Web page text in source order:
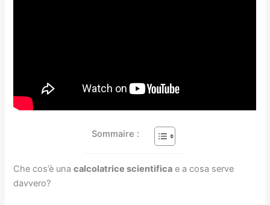
Sommaire :
Che cos’è unacalcolatrice scientifica e a cosa serve
davvero?